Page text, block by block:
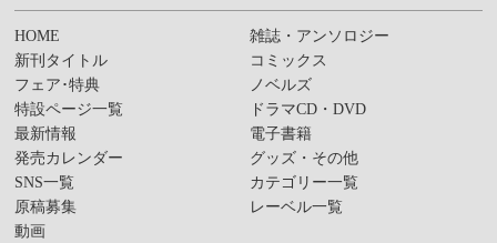
HOME
新刊タイトル
フェア･特典
特設ページ一覧
最新情報
発売カレンダー
SNS一覧
原稿募集
動画
雑誌・アンソロジー
コミックス
ノベルズ
ドラマCD・DVD
電子書籍
グッズ・その他
カテゴリー一覧
レーベル一覧